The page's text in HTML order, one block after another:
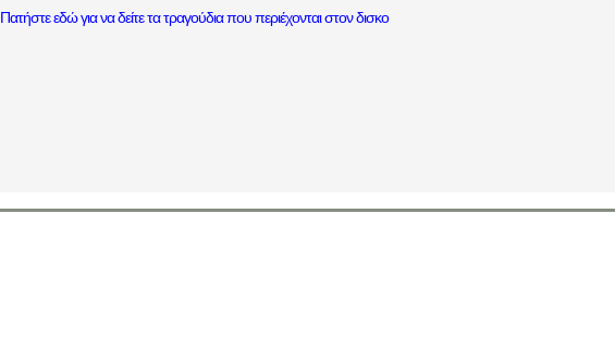
Πατήστε εδώ για να δείτε τα τραγούδια που περιέχονται στον δισκο